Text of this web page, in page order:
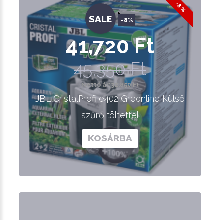
-8 %
SALE -8%
41,720 Ft
45,350 Ft
Nettó ár: 32,850 Ft
JBL CristalProfi e402 Greenline Külső
szűrő töltettel
KOSÁRBA